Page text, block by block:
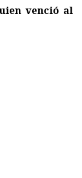
venció al